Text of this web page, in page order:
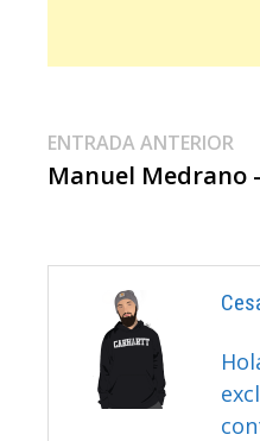
Navegación
De
ENTRADA ANTERIOR
Manuel Medrano